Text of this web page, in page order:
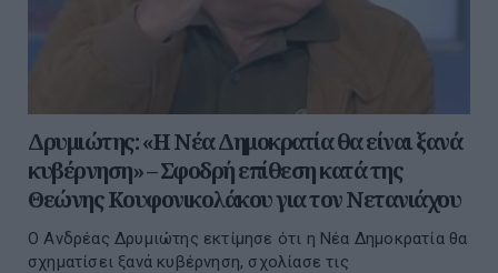
Δρυμιώτης: «Η Νέα Δημοκρατία θα είναι ξανά
κυβέρνηση» – Σφοδρή επίθεση κατά της
Θεώνης Κουφονικολάκου για τον Νετανιάχου
Ο Ανδρέας Δρυμιώτης εκτίμησε ότι η Νέα Δημοκρατία θα
σχηματίσει ξανά κυβέρνηση, σχολίασε τις